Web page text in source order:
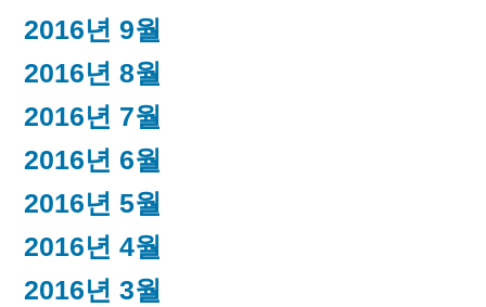
2016년 9월
2016년 8월
2016년 7월
2016년 6월
2016년 5월
2016년 4월
2016년 3월